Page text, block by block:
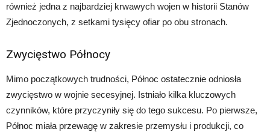
również jedna z najbardziej krwawych wojen w historii Stanów
Zjednoczonych, z setkami tysięcy ofiar po obu stronach.
Zwycięstwo Północy
Mimo początkowych trudności, Północ ostatecznie odniosła
zwycięstwo w wojnie secesyjnej. Istniało kilka kluczowych
czynników, które przyczyniły się do tego sukcesu. Po pierwsze,
Północ miała przewagę w zakresie przemysłu i produkcji, co